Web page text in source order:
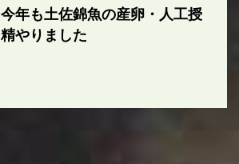
今年も土佐錦魚の産卵・人工授
精やりました